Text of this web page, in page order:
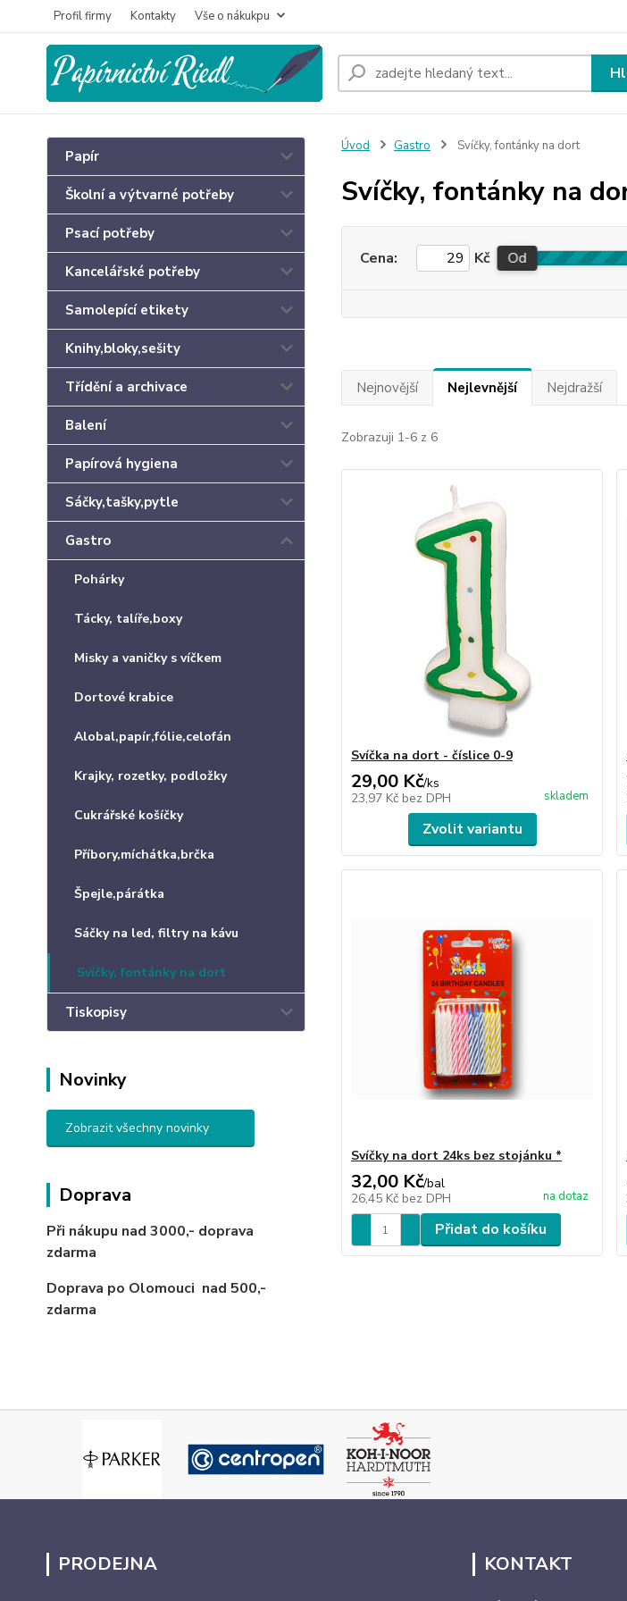
Profil firmy Kontakty Vše o nákukpu
Papír
Školní a výtvarné potřeby
Psací potřeby
Kancelářské potřeby
Samolepící etikety
Knihy,bloky,sešity
Třídění a archivace
Balení
Papírová hygiena
Sáčky,tašky,pytle
Gastro
Pohárky
Tácky, talíře,boxy
Misky a vaničky s víčkem
Dortové krabice
Alobal,papír,fólie,celofán
Krajky, rozetky, podložky
Cukrářské košíčky
Příbory,míchátka,brčka
Špejle,párátka
Sáčky na led, filtry na kávu
Svíčky, fontánky na dort
Tiskopisy
Novinky
Zobrazit všechny novinky
Doprava
Při nákupu nad 3000,- doprava
zdarma
Doprava po Olomouci nad 500,-
zdarma
Úvod Gastro Svíčky, fontánky na dort
Svíčky, fontánky na
Cena: Kč Od
Nejnovější Nejlevnější Nejdražší
Zobrazuji 1-6 z 6
Svíčka na dort - číslice 0-9
29,00 Kč/ks
23,97 Kč bez DPH skladem
Zvolit variantu
Svíčky na dort 24ks bez stojánku *
32,00 Kč/bal
26,45 Kč bez DPH na dotaz
Přidat do košíku
PRODEJNA KONTAKT